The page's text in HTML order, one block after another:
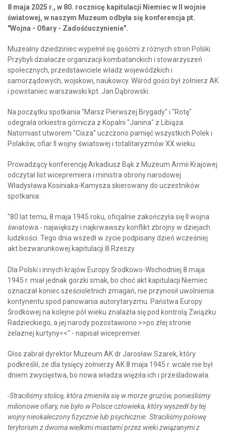
8 maja 2025 r., w 80. rocznicę kapitulacji Niemiec w II wojnie
światowej, w naszym Muzeum odbyła się konferencja pt.
"Wojna - Ofiary - Zadośćuczynienie".
Muzealny dziedziniec wypełnił się gośćmi z różnych stron Polski.
Przybyli działacze organizacji kombatanckich i stowarzyszeń
społecznych, przedstawiciele władz wojewódzkich i
samorządowych, wojskowi, naukowcy. Wśród gości był żołnierz AK
i powstaniec warszawski kpt. Jan Dąbrowski.
Na początku spotkania "Marsz Pierwszej Brygady" i "Rotę"
odegrała orkiestra górnicza z Kopalni "Janina" z Libiąża.
Natomiast utworem "Cisza" uczczono pamięć wszystkich Polek i
Polaków, ofiar II wojny światowej i totalitaryzmów XX wieku.
Prowadzący konferencję Arkadiusz Bąk z Muzeum Armii Krajowej
odczytał list wicepremiera i ministra obrony narodowej
Władysława Kosiniaka-Kamysza skierowany do uczestników
spotkania:
"80 lat temu, 8 maja 1945 roku, oficjalnie zakończyła się II wojna
światowa - największy i najkrwawszy konflikt zbrojny w dziejach
ludzkości. Tego dnia wszedł w życie podpisany dzień wcześniej
akt bezwarunkowej kapitulacji III Rzeszy.
Dla Polski i innych krajów Europy Środkowo-Wschodniej 8 maja
1945 r. miał jednak gorzki smak, bo choć akt kapitulacji Niemiec
oznaczał koniec sześcioletnich zmagań, nie przynosił uwolnienia
kontynentu spod panowania autorytaryzmu. Państwa Europy
Środkowej na kolejne pół wieku znalazła się pod kontrolą Związku
Radzieckiego, a jej narody pozostawiono >>po złej stronie
żelaznej kurtyny<<" - napisał wicepremier.
Głos zabrał dyrektor Muzeum AK dr Jarosław Szarek, który
podkreślił, że dla tysięcy żołnierzy AK 8 maja 1945 r. wcale nie był
dniem zwycięstwa, bo nowa władza więziła ich i prześladowała.
-Straciliśmy stolicę, która zmieniła się w morze gruzów, ponieśliśmy
milionowe ofiary, nie było w Polsce człowieka, który wyszedł by tej
wojny nieokaleczony fizycznie lub psychicznie. Straciliśmy połowę
terytorium z dwoma wielkimi miastami przez wieki związanymi z